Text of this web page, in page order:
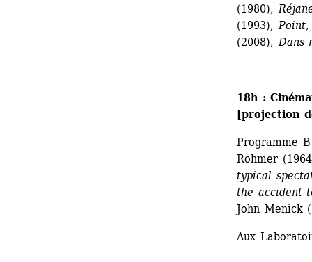
(1980),
(1993),
(2008), Dans
18h :
[projection
Programme
Rohmer
typical
the accident
John Menick
Aux